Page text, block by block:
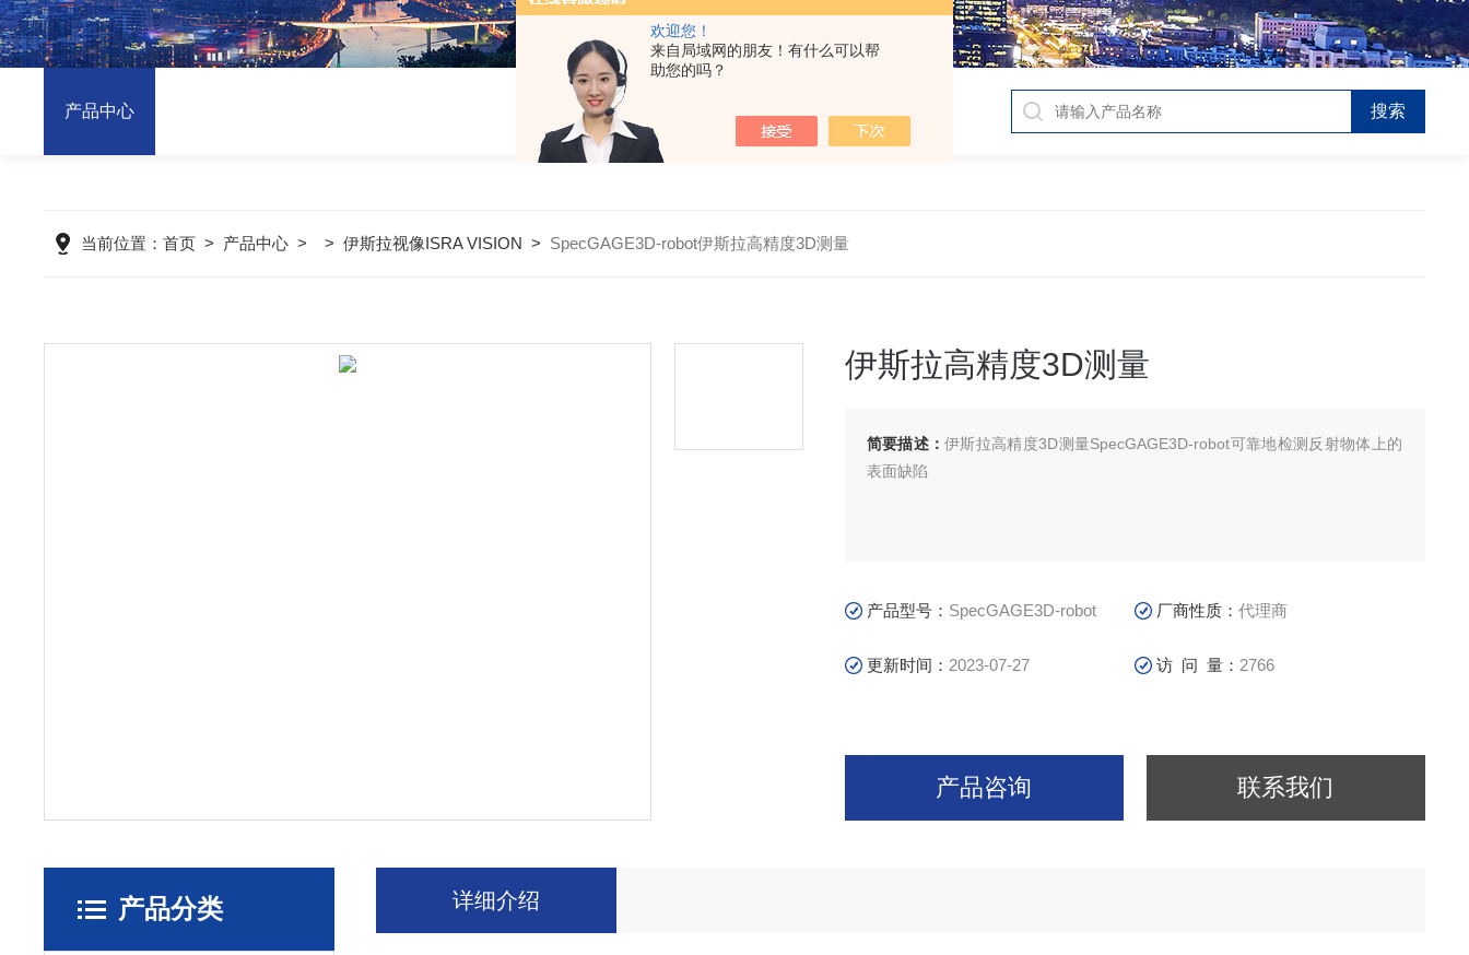
欢迎您！
来自局域网的朋友！有什么可以帮
助您的吗？
产品中心
当前位置：首页 > 产品中心 > >伊斯拉视像ISRA VISION > SpecGAGE3D-robot伊斯拉高精度3D测量
伊斯拉高精度3D测量
简要描述：伊斯拉高精度3D测量SpecGAGE3D-robot可靠地检测反射物体上的
表面缺陷
产品型号： SpecGAGE3D-robot 厂商性质：代理商
更新时间： 2023-07-27 访 问 量： 2766
产品咨询 联系我们
产品分类 详细介绍